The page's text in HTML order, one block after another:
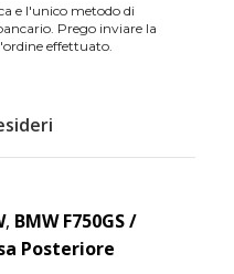
e l'unico metodo di
Prego inviare la
effettuato.
, BMW F750GS /
Posteriore